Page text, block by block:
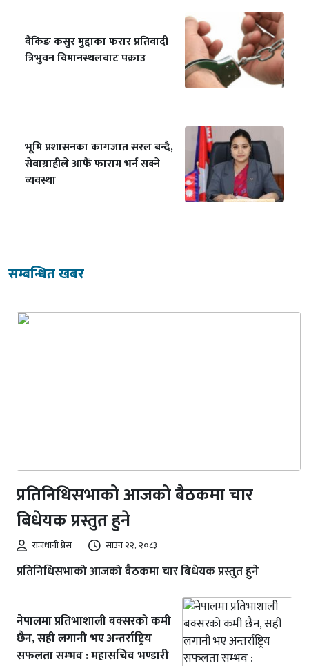
बैंकिङ कसुर मुद्दाका फरार प्रतिवादी
त्रिभुवन विमानस्थलबाट पक्राउ
भूमि प्रशासनका कागजात सरल बन्दै,
सेवाग्राहीले आफैं फाराम भर्न सक्ने
व्यवस्था
सम्बन्धित खबर
प्रतिनिधिसभाको आजको बैठकमा चार
बिधेयक प्रस्तुत हुने
राजधानी प्रेस साउन २२, २०८३
प्रतिनिधिसभाको आजको बैठकमा चार बिधेयक प्रस्तुत हुने
नेपालमा प्रतिभाशाली बक्सरको कमी
छैन, सही लगानी भए अन्तर्राष्ट्रिय
सफलता सम्भव : महासचिव भण्डारी